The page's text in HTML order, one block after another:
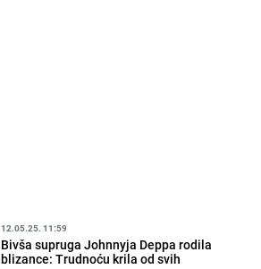
12.05.25. 11:59
Bivša supruga Johnnyja Deppa rodila
blizance: Trudnoću krila od svih